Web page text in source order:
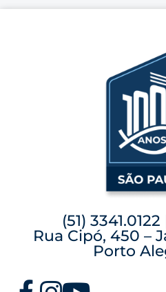
(51)
Rua Cipó, 450 –
Porto